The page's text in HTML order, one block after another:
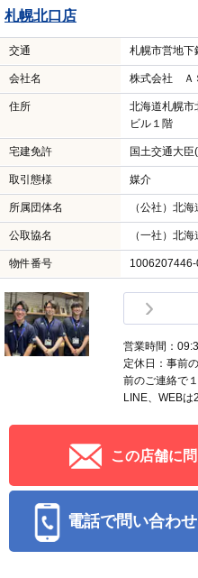
札幌北口店
交通 札幌市営地
会社名 株式会社 Ａ
住所
北海道札幌
ビル１階
宅建免許 国土交通大
取引態様 媒介
所属団体名 （公社）北
公取協名 （一社）北
物件番号
営業時間：
定休日：事前
前のご連絡で
LINE、WEBは
この店舗に
電話で問い合わせ